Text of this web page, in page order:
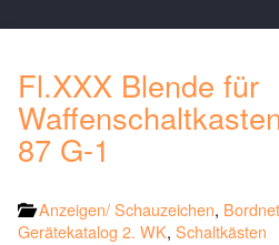
Fl.XXX Blende für
87 G-1
Anzeigen/ Schauzeichen,
Gerätekatalog 2. WK, Schaltkästen